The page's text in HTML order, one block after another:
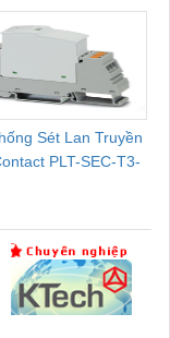
Sét Lan Truyền
PLT-SEC-T3-